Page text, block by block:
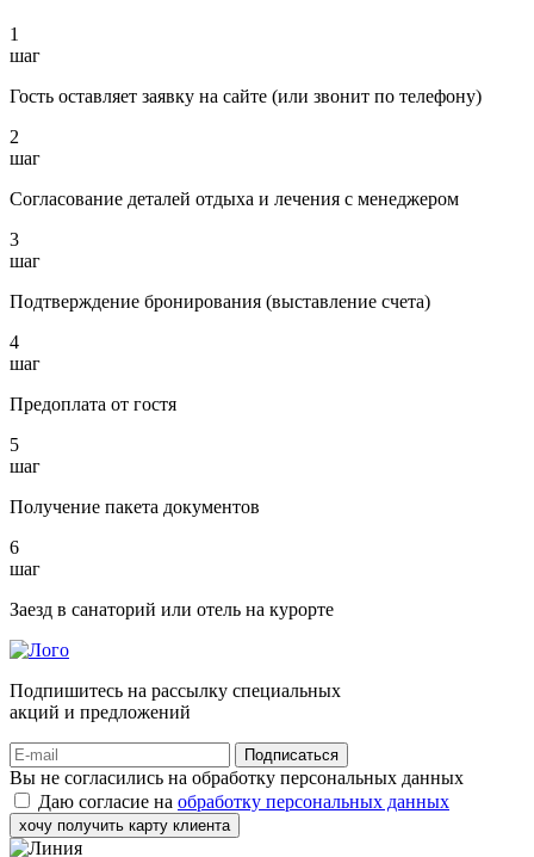
1
шаг
Гость оставляет заявку на сайте (или звонит по телефону)
2
шаг
Согласование деталей отдыха и лечения с менеджером
3
шаг
Подтверждение бронирования (выставление счета)
4
шаг
Предоплата от гостя
5
шаг
Получение пакета документов
6
шаг
Заезд в санаторий или отель на курорте
Подпишитесь на рассылку специальных
акций и предложений
Подписаться
Вы не согласились на обработку персональных данных
Даю согласие на обработку персональных данных
хочу получить карту клиента